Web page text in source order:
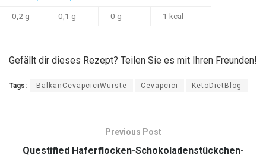
0,2 g 0,1 g 0 g 1 kcal
Gefällt dir dieses Rezept? Teilen Sie es mit Ihren Freunden!
Tags: BalkanCevapciciWürste Cevapcici KetoDietBlog
Previous Post
Questified Haferflocken-Schokoladenstückchen-